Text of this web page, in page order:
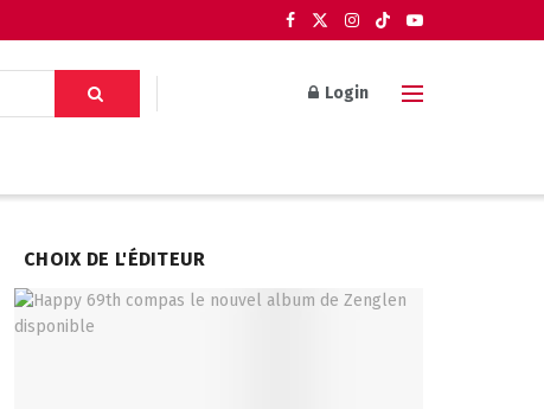
Login
CHOIX DE L'ÉDITEUR